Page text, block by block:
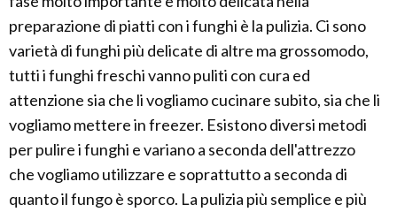
preparazione di piatti con i funghi è la pulizia. Ci sono
varietà di funghi più delicate di altre ma grossomodo,
tutti i funghi freschi vanno puliti con cura ed
attenzione sia che li vogliamo cucinare subito, sia che li
vogliamo mettere in freezer. Esistono diversi metodi
per pulire i funghi e variano a seconda dell'attrezzo
che vogliamo utilizzare e soprattutto a seconda di
quanto il fungo è sporco. La pulizia più semplice e più